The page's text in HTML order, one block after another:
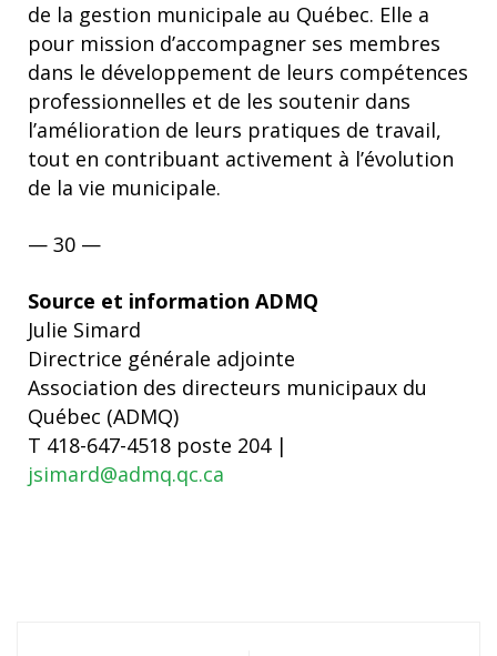
de la gestion municipale au Québec. Elle a
pour mission d’accompagner ses membres
dans le développement de leurs compétences
professionnelles et de les soutenir dans
l’amélioration de leurs pratiques de travail,
tout en contribuant activement à l’évolution
de la vie municipale.
— 30 —
Source et information ADMQ
Julie Simard
Directrice générale adjointe
Association des directeurs municipaux du
Québec (ADMQ)
T 418-647-4518 poste 204 |
jsimard@admq.qc.ca